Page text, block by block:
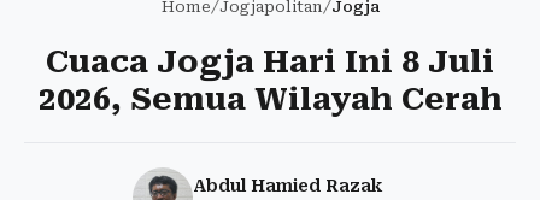
Home/Jogjapolitan/Jogja
Cuaca Jogja Hari Ini 8 Juli
2026, Semua Wilayah Cerah
Abdul Hamied Razak